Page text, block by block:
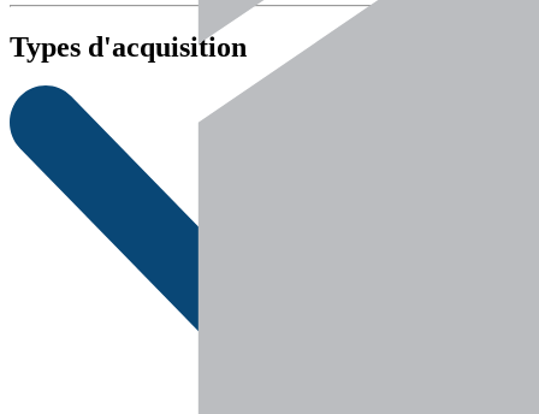
Types d'acquisition